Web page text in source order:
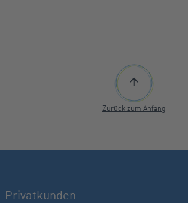
Zurück zum Anfang
Privatkunden